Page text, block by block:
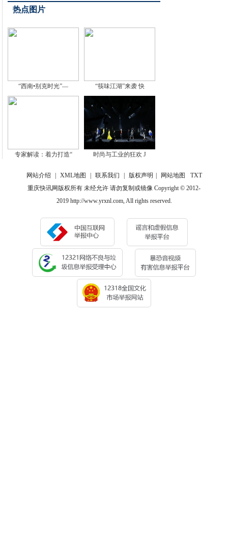
热点图片
“西南•别克时光”— “筷味江湖”来袭 快
专家解读：着力打造“ 时尚与工业的狂欢 J
网站介绍 XML地图 联系我们 版权声明 网站地图
TXT
重庆快讯网版权所有 未经允许 请勿复制或镜像 Copyright © 2012-
2019 http://www.yrxnl.com, All rights reserved.